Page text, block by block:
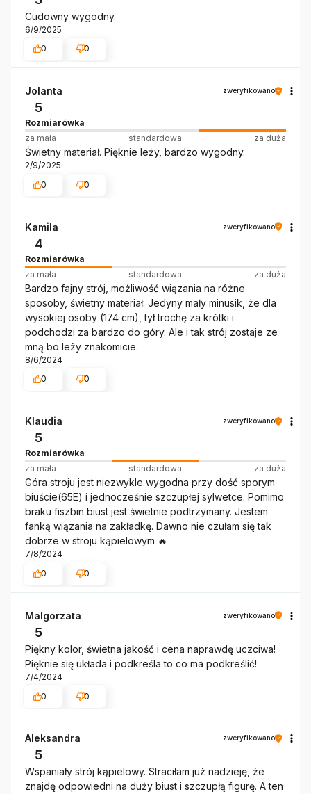
Cudowny wygodny.
6/9/2025
0
0
Jolanta zweryfikowano
5
Rozmiarówka
za mała
standardowa za duża
Świetny materiał. Pięknie leży, bardzo wygodny.
2/9/2025
0
0
Kamila zweryfikowano
4
Rozmiarówka
za mała
standardowa za duża
Bardzo fajny strój, możliwość wiązania na różne
sposoby, świetny materiał. Jedyny mały minusik, że dla
wysokiej osoby (174 cm), tył trochę za krótki i
podchodzi za bardzo do góry. Ale i tak strój zostaje ze
mną bo leży znakomicie.
8/6/2024
0
0
Klaudia zweryfikowano
5
Rozmiarówka
za mała
standardowa za duża
Góra stroju jest niezwykle wygodna przy dość sporym
biuście(65E) i jednocześnie szczupłej sylwetce. Pomimo
braku fiszbin biust jest świetnie podtrzymany. Jestem
fanką wiązania na zakładkę. Dawno nie czułam się tak
dobrze w stroju kąpielowym 🔥
7/8/2024
0
0
Malgorzata zweryfikowano
5
Piękny kolor, świetna jakość i cena naprawdę uczciwa!
Pięknie się układa i podkreśla to co ma podkreślić!
7/4/2024
0
0
Aleksandra zweryfikowano
5
Wspaniały strój kąpielowy. Straciłam już nadzieję, że
znajdę odpowiedni na duży biust i szczupłą figurę. A ten